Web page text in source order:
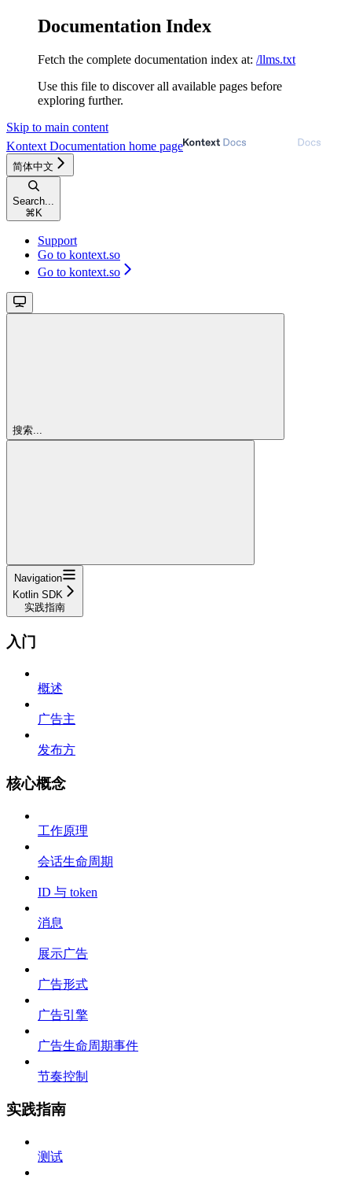
Documentation Index
Fetch the complete documentation index at: /llms.txt
Use this file to discover all available pages before
exploring further.
Skip to main content
Kontext Documentation home page
简体中文
Search...
⌘ K
Support
Go to kontext.so
Go to kontext.so
搜索...
Navigation
Kotlin SDK
实践指南
入门
概述
广告主
发布方
核心概念
工作原理
会话生命周期
ID 与 token
消息
展示广告
广告形式
广告引擎
广告生命周期事件
节奏控制
实践指南
测试